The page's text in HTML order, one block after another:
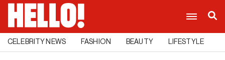
CELEBRITY NEWS FASHION BEAUTY LIFESTYLE